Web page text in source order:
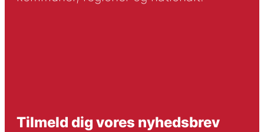
Tilmeld dig vores nyhedsbrev